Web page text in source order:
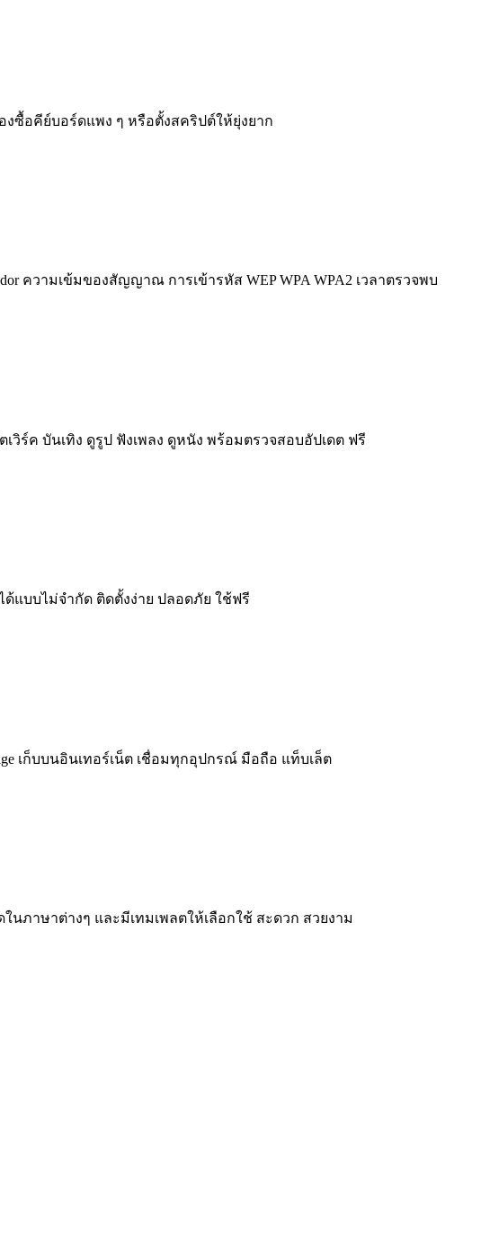
งซื้อคีย์บอร์ดแพง ๆ หรือตั้งสคริปต์ให้ยุ่งยาก
ความเข้มของสัญญาณ การเข้ารหัส WEP WPA WPA2 เวลาตรวจพบ
วิร์ค บันเทิง ดูรูป ฟังเพลง ดูหนัง พร้อมตรวจสอบอัปเดต ฟรี
ด้แบบไม่จำกัด ติดตั้งง่าย ปลอดภัย ใช้ฟรี
เก็บบนอินเทอร์เน็ต เชื่อมทุกอุปกรณ์ มือถือ แท็บเล็ต
นภาษาต่างๆ และมีเทมเพลตให้เลือกใช้ สะดวก สวยงาม